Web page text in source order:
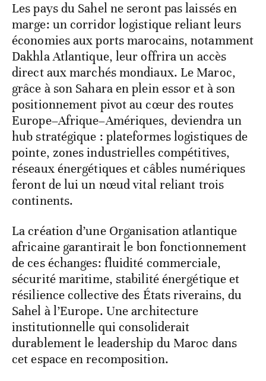
Les pays du Sahel ne seront pas laissés en
marge: un corridor logistique reliant leurs
économies aux ports marocains, notamment
Dakhla Atlantique, leur offrira un accès
direct aux marchés mondiaux. Le Maroc,
grâce à son Sahara en plein essor et à son
positionnement pivot au cœur des routes
Europe–Afrique–Amériques, deviendra un
hub stratégique : plateformes logistiques de
pointe, zones industrielles compétitives,
réseaux énergétiques et câbles numériques
feront de lui un nœud vital reliant trois
continents.
La création d’une Organisation atlantique
africaine garantirait le bon fonctionnement
de ces échanges: fluidité commerciale,
sécurité maritime, stabilité énergétique et
résilience collective des États riverains, du
Sahel à l’Europe. Une architecture
institutionnelle qui consoliderait
durablement le leadership du Maroc dans
cet espace en recomposition.